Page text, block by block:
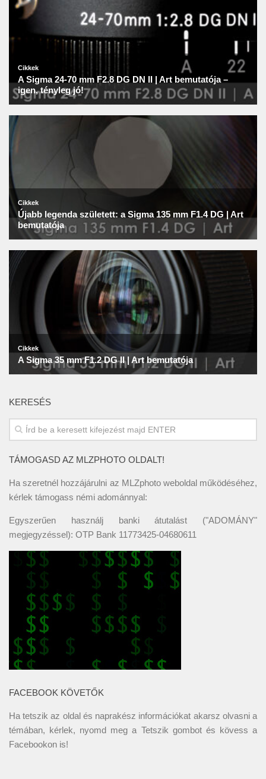
KERESÉS
TÁMOGASD AZ MLZPHOTO OLDALT!
Ha szeretnél hozzájárulni az MLZphoto weboldal működéséhez,
kérlek támogass némi adománnyal:
Egyszerűen használj banki átutalást ("ADOMÁNY"
megjegyzéssel): OTP Bank 11773425-04680611
FACEBOOK KÖVETŐK
Ha tetszik az oldal és naprakész információkat akarsz olvasni a
témában, kérlek, nyomd meg a Tetszik gombot és kövess a
Facebookon is!